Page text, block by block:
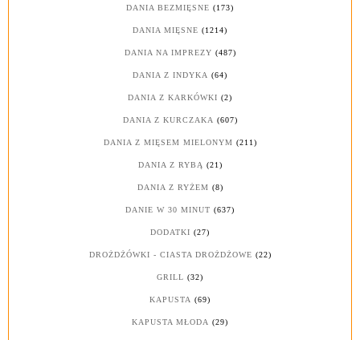
DANIA BEZMIĘSNE (173)
DANIA MIĘSNE (1214)
DANIA NA IMPREZY (487)
DANIA Z INDYKA (64)
DANIA Z KARKÓWKI (2)
DANIA Z KURCZAKA (607)
DANIA Z MIĘSEM MIELONYM (211)
DANIA Z RYBĄ (21)
DANIA Z RYŻEM (8)
DANIE W 30 MINUT (637)
DODATKI (27)
DROŻDŻÓWKI - CIASTA DROŻDŻOWE (22)
GRILL (32)
KAPUSTA (69)
KAPUSTA MŁODA (29)